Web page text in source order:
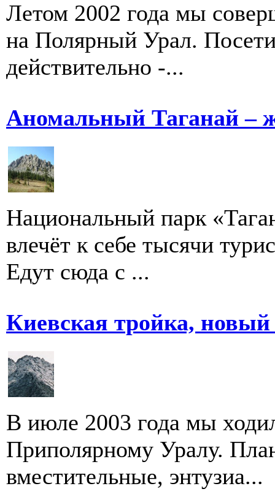
Летом 2002 года мы
на Полярный Урал.
действительно -...
Аномальный Таганай –
Национальный парк
влечёт к себе тысячи
Едут сюда с ...
Киевская тройка,
В июле 2003 года мы
Приполярному Уралу.
вместительные, энтузиа...